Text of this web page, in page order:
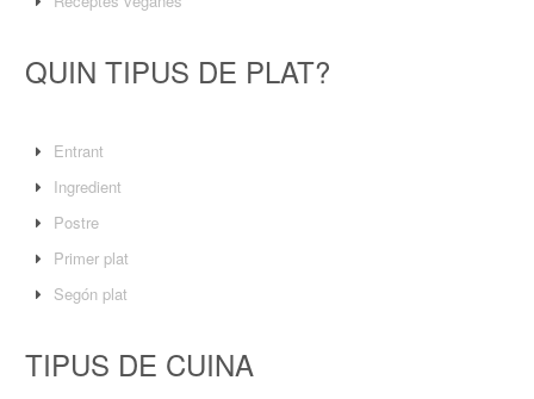
QUIN TIPUS DE PLAT?
Entrant
Ingredient
Postre
Primer plat
Segón plat
TIPUS DE CUINA